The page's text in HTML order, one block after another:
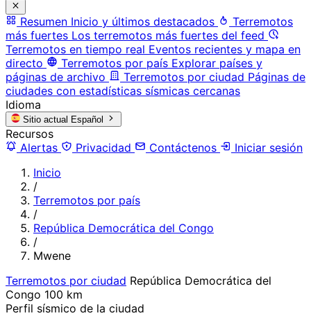
Resumen Inicio y últimos destacados
Terremotos
más fuertes Los terremotos más fuertes del feed
Terremotos en tiempo real Eventos recientes y mapa en
directo
Terremotos por país Explorar países y
páginas de archivo
Terremotos por ciudad Páginas de
ciudades con estadísticas sísmicas cercanas
Idioma
Sitio actual Español
Recursos
Alertas
Privacidad Contáctenos
Iniciar sesión
Inicio
/
Terremotos por país
/
República Democrática del Congo
/
Mwene
Terremotos por ciudad República Democrática del
Congo 100 km
Perfil sísmico de la ciudad